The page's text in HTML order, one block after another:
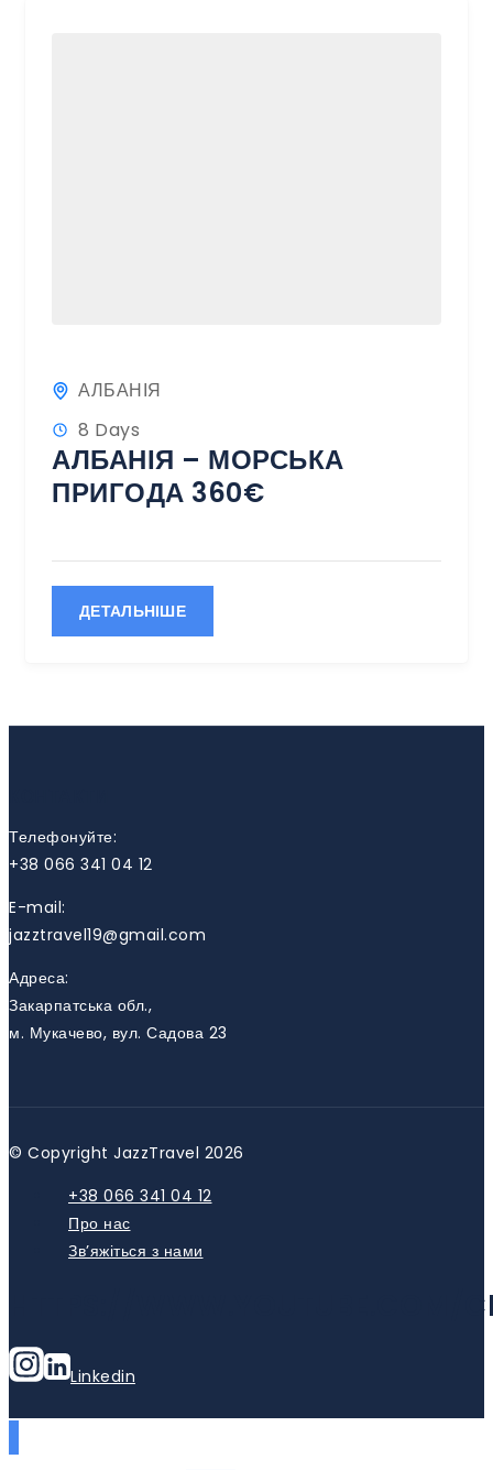
АЛБАНІЯ – МОРСЬКА
ПРИГОДА 360€
АЛБАНІЯ
8 Days
ДЕТАЛЬНІШЕ
Телефонуйте:
+38 066 341 04 12
E-mail:
jazztravel19@gmail.com
Адреса:
Закарпатська обл.,
м. Мукачево, вул. Садова 23
© Copyright JazzTravel 2026
+38 066 341 04 12
Про нас
Зв’яжіться з нами
HTTPS://WWW.YOUTUBE.COM/
Linkedin